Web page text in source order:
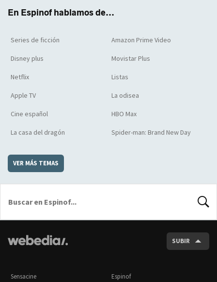
En Espinof hablamos de...
Series de ficción Amazon Prime Video
Disney plus Movistar Plus
Netflix Listas
Apple TV La odisea
Cine español HBO Max
La casa del dragón Spider-man: Brand New Day
VER MÁS TEMAS
SUBIR
Sensacine Espinof